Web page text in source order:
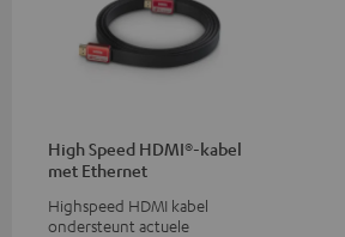
High Speed HDMI®-kabel
met Ethernet
Highspeed HDMI kabel
ondersteunt actuele